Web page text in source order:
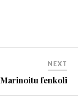
NEXT
Marinoitu fenkoli